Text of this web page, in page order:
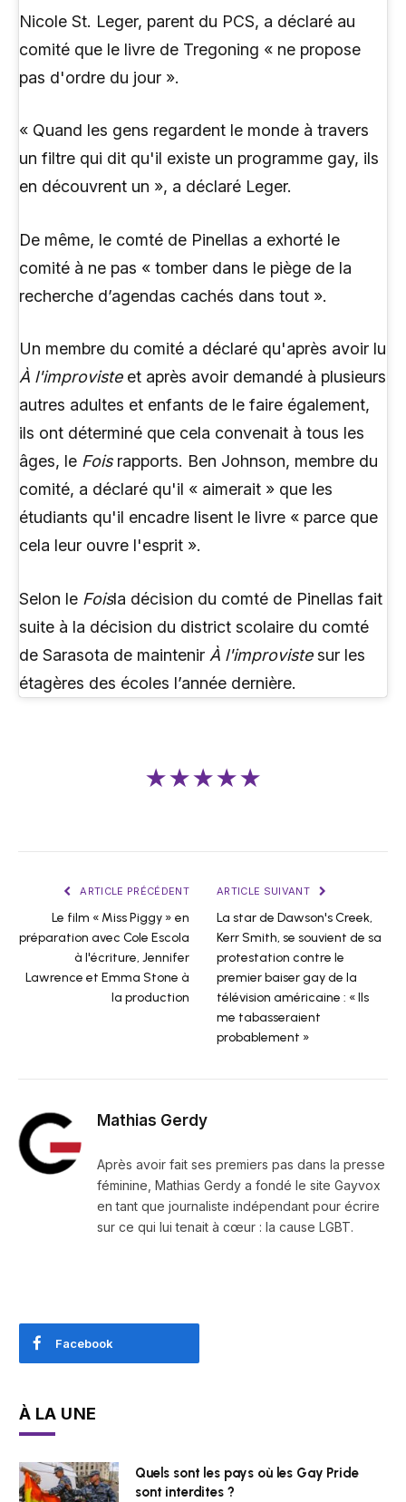
Nicole St. Leger, parent du PCS, a déclaré au
comité que le livre de Tregoning « ne propose
pas d'ordre du jour ».
« Quand les gens regardent le monde à travers
un filtre qui dit qu'il existe un programme gay, ils
en découvrent un », a déclaré Leger.
De même, le comté de Pinellas a exhorté le
comité à ne pas « tomber dans le piège de la
recherche d’agendas cachés dans tout ».
Un membre du comité a déclaré qu'après avoir lu
À l'improvisteet après avoir demandé à plusieurs
autres adultes et enfants de le faire également,
ils ont déterminé que cela convenait à tous les
âges, le Fois rapports. Ben Johnson, membre du
comité, a déclaré qu'il « aimerait » que les
étudiants qu'il encadre lisent le livre « parce que
cela leur ouvre l'esprit ».
Selon le Foisla décision du comté de Pinellas fait
suite à la décision du district scolaire du comté
de Sarasota de maintenir À l'improvistesur les
étagères des écoles l’année dernière.
★★★★★
ARTICLE PRÉCÉDENT
Le film « Miss Piggy » en
préparation avec Cole Escola
à l'écriture, Jennifer
Lawrence et Emma Stone à
la production
ARTICLE SUIVANT
La star de Dawson's Creek,
Kerr Smith, se souvient de sa
protestation contre le
premier baiser gay de la
télévision américaine : « Ils
me tabasseraient
probablement »
Mathias Gerdy
Après avoir fait ses premiers pas dans la presse
féminine, Mathias Gerdy a fondé le site Gayvox
en tant que journaliste indépendant pour écrire
sur ce qui lui tenait à cœur : la cause LGBT.
Facebook
À LA UNE
Quels sont les pays où les Gay Pride
sont interdites ?